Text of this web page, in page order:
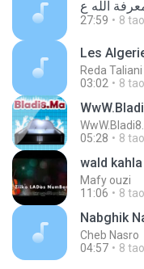
27:59 8
Les
Reda Taliani
03:02
8
05:28
8
wald
Mafy ouzi
11:06
8
Nabghik
Cheb Nasro
04:57
8